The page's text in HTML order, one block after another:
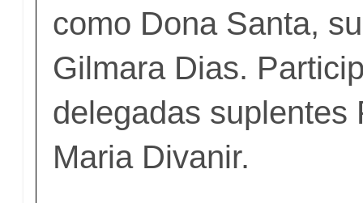
como Dona Santa,
Gilmara Dias.
delegadas suplentes
Maria Divanir.